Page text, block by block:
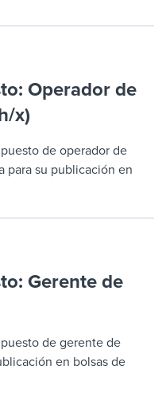
Operador de
x)
de operador de
para su publicación en
Gerente de
de gerente de
en bolsas de